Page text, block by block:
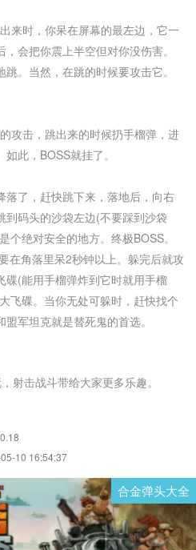
来时，你呆在屏幕的最左边，它一
会把你震上半空但对你没伤害。
。当然，在跳的时候要攻击它。
攻击，跳出来的时候扔手榴弹，进
此，BOSS就挂了。
落了，赶快跳下来，落地后，向右
码头的沙袋左边(不要踩到沙袋
个绝对安全的地方。终极BOSS。
在角落里呆2秒钟以上。躲完后就攻
(能用手榴弹炸到它时就用手榴
飞碟。当你无处可躲时，赶快找个
军坦克就是替死鬼的首选。
射击战斗带给大家更多乐趣。
10 16:54:37
合金弹头大全